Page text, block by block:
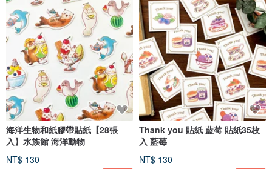
海洋生物和紙膠帶貼紙【28張
入】水族館 海洋動物
NT$ 130
Thank you 貼紙 藍莓 貼紙35枚
入 藍莓
NT$ 130